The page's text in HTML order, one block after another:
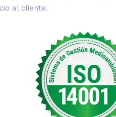
al cliente.